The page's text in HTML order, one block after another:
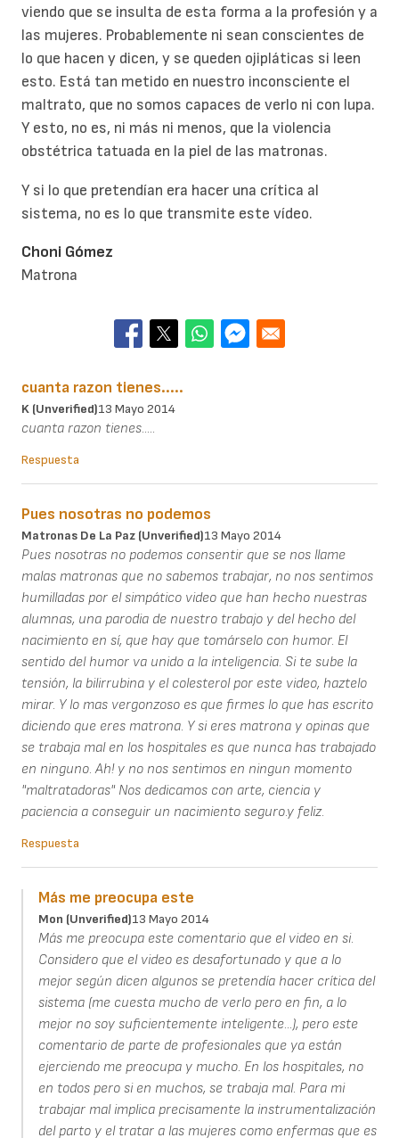
viendo que se insulta de esta forma a la profesión y a
las mujeres. Probablemente ni sean conscientes de
lo que hacen y dicen, y se queden ojipláticas si leen
esto. Está tan metido en nuestro inconsciente el
maltrato, que no somos capaces de verlo ni con lupa.
Y esto, no es, ni más ni menos, que la violencia
obstétrica tatuada en la piel de las matronas.
Y si lo que pretendían era hacer una crítica al
sistema, no es lo que transmite este vídeo.
Choni Gómez
Matrona
cuanta razon tienes.....
K (unverified)13 Mayo 2014
cuanta razon tienes.....
Respuesta
Pues nosotras no podemos
Matronas De La Paz (unverified)13 Mayo 2014
Pues nosotras no podemos consentir que se nos llame
malas matronas que no sabemos trabajar, no nos sentimos
humilladas por el simpático video que han hecho nuestras
alumnas, una parodia de nuestro trabajo y del hecho del
nacimiento en sí, que hay que tomárselo con humor. El
sentido del humor va unido a la inteligencia. Si te sube la
tensión, la bilirrubina y el colesterol por este video, haztelo
mirar. Y lo mas vergonzoso es que firmes lo que has escrito
diciendo que eres matrona. Y si eres matrona y opinas que
se trabaja mal en los hospitales es que nunca has trabajado
en ninguno. Ah! y no nos sentimos en ningun momento
"maltratadoras" Nos dedicamos con arte, ciencia y
paciencia a conseguir un nacimiento seguro.y feliz.
Respuesta
Más me preocupa este
Mon (unverified)13 Mayo 2014
Más me preocupa este comentario que el video en si.
Considero que el video es desafortunado y que a lo
mejor según dicen algunos se pretendía hacer crítica del
sistema (me cuesta mucho de verlo pero en fin, a lo
mejor no soy suficientemente inteligente...), pero este
comentario de parte de profesionales que ya están
ejerciendo me preocupa y mucho. En los hospitales, no
en todos pero si en muchos, se trabaja mal. Para mi
trabajar mal implica precisamente la instrumentalización
del parto y el tratar a las mujeres como enfermas que es